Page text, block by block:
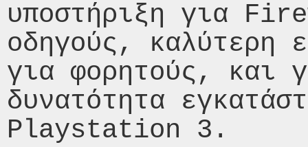
υποστήριξη για
οδηγούς, καλύτερη
για φορητούς, και
δυνατότητα
Playstation 3.